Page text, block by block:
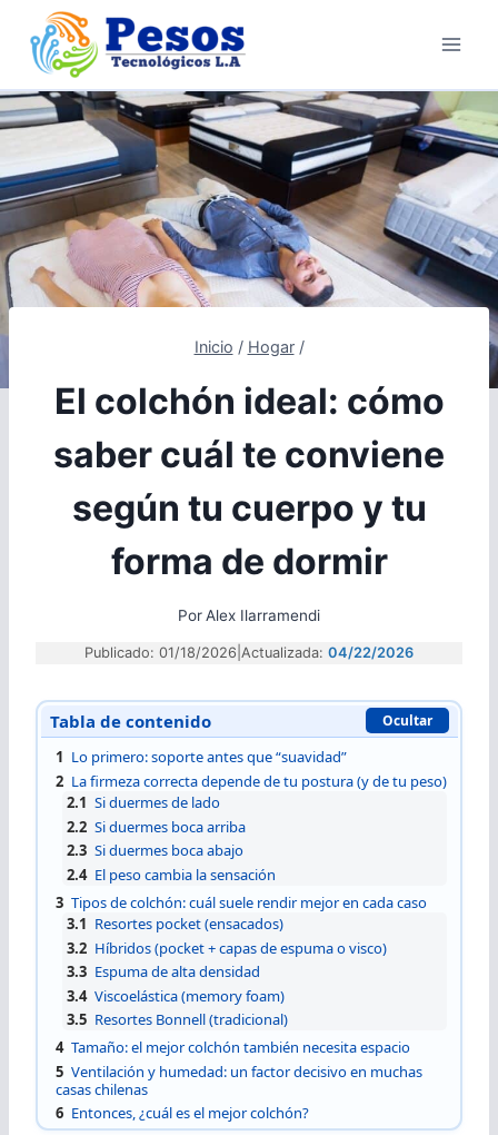
Saltar
contenido
Inicio / Hogar /
El colchón ideal: cómo
saber cuál te conviene
según tu cuerpo y tu
forma de dormir
PorAlex Ilarramendi
Publicado: 01/18/2026 Actualizada: 04/22/2026
Tabla de contenido Ocultar
1 Lo primero: soporte antes que “suavidad”
2 La firmeza correcta depende de tu postura (y de tu peso)
2.1 Si duermes de lado
2.2 Si duermes boca arriba
2.3 Si duermes boca abajo
2.4 El peso cambia la sensación
3 Tipos de colchón: cuál suele rendir mejor en cada caso
3.1 Resortes pocket (ensacados)
3.2 Híbridos (pocket + capas de espuma o visco)
3.3 Espuma de alta densidad
3.4 Viscoelástica (memory foam)
3.5 Resortes Bonnell (tradicional)
4 Tamaño: el mejor colchón también necesita espacio
5 Ventilación y humedad: un factor decisivo en muchas
casas chilenas
6 Entonces, ¿cuál es el mejor colchón?